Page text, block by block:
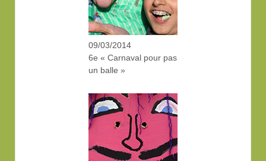
09/03/2014
6e « Carnaval pour pas
un balle »